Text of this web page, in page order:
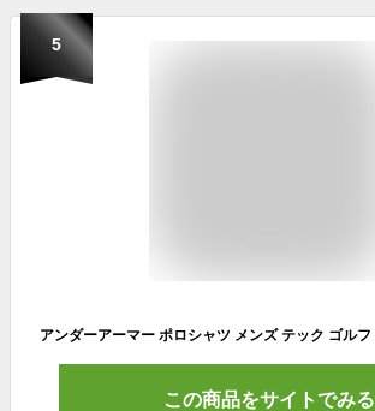
5
この商品をサイトでみる